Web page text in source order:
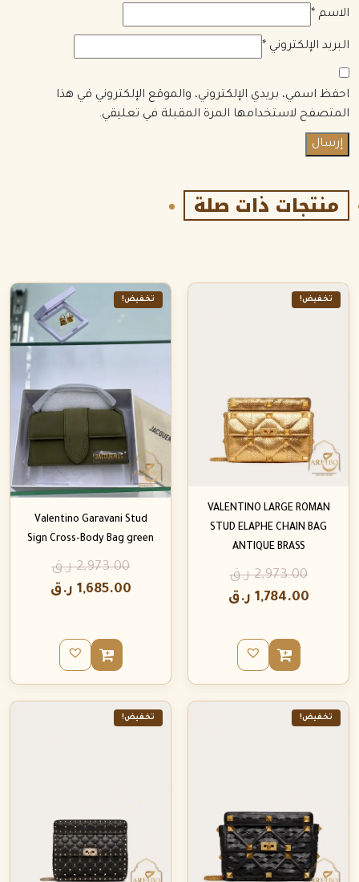
الاسم *
البريد الإلكتروني *
احفظ اسمي، بريدي الإلكتروني، والموقع الإلكتروني في هذا
المتصفح لاستخدامها المرة المقبلة في تعليقي.
منتجات ذات صلة
تخفيض!
VALENTINO LARGE ROMAN
STUD ELAPHE CHAIN BAG
ANTIQUE BRASS
2,973.00 ر.ق
1,784.00 ر.ق
تخفيض!
Valentino Garavani Stud
Sign Cross-Body Bag green
2,973.00 ر.ق
1,685.00 ر.ق
تخفيض! تخفيض!